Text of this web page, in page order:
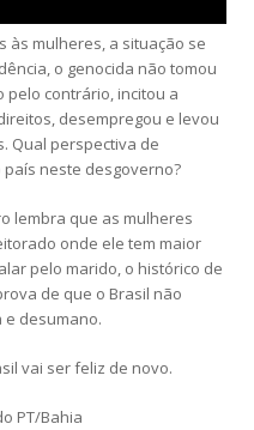
às mulheres, a situação se
o genocida não tomou
pelo contrário, incitou a
desempregou e levou
Qual perspectiva de
neste desgoverno?
lembra que as mulheres
onde ele tem maior
pelo marido, o histórico de
de que o Brasil não
e desumano.
vai ser feliz de novo.
PT/Bahia